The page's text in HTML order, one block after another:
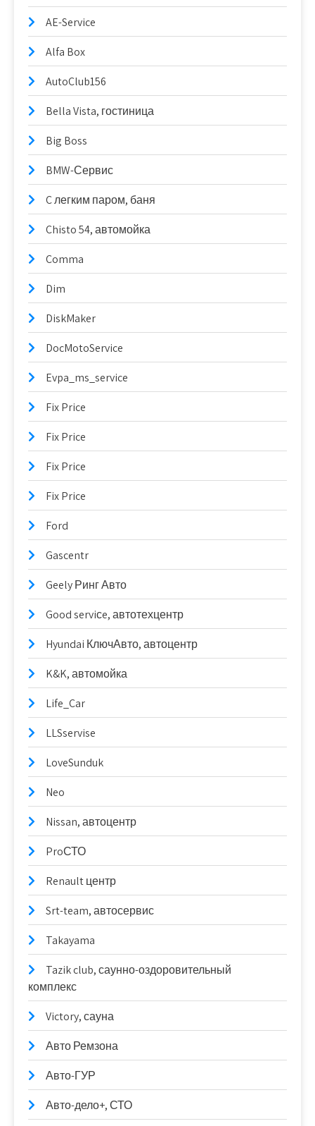
AE-Service
Alfa Box
AutoClub156
Bella Vista, гостиница
Big Boss
BMW-Сервис
C легким паром, баня
Chisto 54, автомойка
Comma
Dim
DiskMaker
DocMotoService
Evpa_ms_service
Fix Price
Fix Price
Fix Price
Fix Price
Ford
Gascentr
Geely Ринг Авто
Good serviсe, автотехцентр
Hyundai КлючАвто, автоцентр
K&K, автомойка
Life_Car
LLSservise
LoveSunduk
Neo
Nissan, автоцентр
ProСТО
Renault центр
Srt-team, автосервис
Takayama
Tazik club, саунно-оздоровительный
комплекс
Victory, сауна
Авто Ремзона
Авто-ГУР
Авто-дело+, СТО